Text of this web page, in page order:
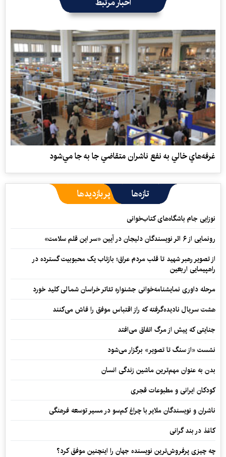
غرفه‌هاي خالي به نفع ناشران متقاضي جا به جا مي‌شود
تازه‌ها پربازدیدها
نوزایی جام باشگاه‌های کتاب‌خوانی
رونمایی از ۶ اثر نویسندگان دلیجان در آیین «سر این قلم سلامت»
از تصویر رهبر شهید تا قلب مردم عراق؛ بازتاب یک محبوبیت گسترده در
راهپیمایی اربعین
مرحله داوری نمایشنامه‌خوانی جشنواره تئاتر خراسان شمالی کلید خورد
هشت سریال نادیده‌گرفته که راز اقتباس موفق را فاش می‌کنند
جنایتی که پیش از مرگ اتفاق می‌افتد
نشست «از سنگ تا تصویر» برگزار می‌شود
بدن به عنوان مهم‌ترین ماشین زندگی انسان
کودکان ایرانی و مطبوعات قجری
ناشران و نویسندگان ملایر با چراغ کم‌سو در مسیر توسعه فرهنگی
کاغذ در بند گرانی
چه چیزی پرفروش‌ترین نویسنده جهان را اینچنین موفق کرد؟